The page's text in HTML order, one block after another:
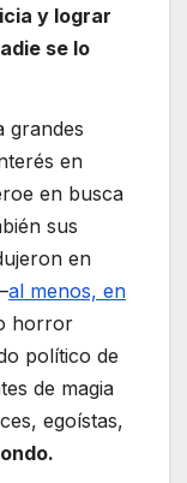
y lograr
se lo
grandes
en
en busca
sus
en
al menos, en
horror
político de
de magia
egoístas,